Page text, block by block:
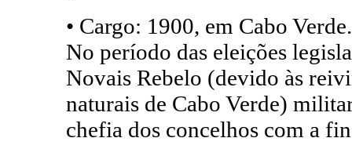
• Cargo: 1900, em Cabo
No período das eleições
Novais Rebelo (devido às
naturais de Cabo Verde)
chefia dos concelhos com a